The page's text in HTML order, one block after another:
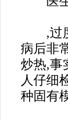
,过度
病后非
炒热,事
人仔细
种固有